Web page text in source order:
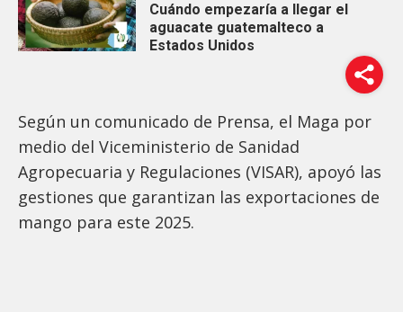
Cuándo empezaría a llegar el
aguacate guatemalteco a
Estados Unidos
Según un comunicado de Prensa, el Maga por
medio del Viceministerio de Sanidad
Agropecuaria y Regulaciones (VISAR), apoyó las
gestiones que garantizan las exportaciones de
mango para este 2025.